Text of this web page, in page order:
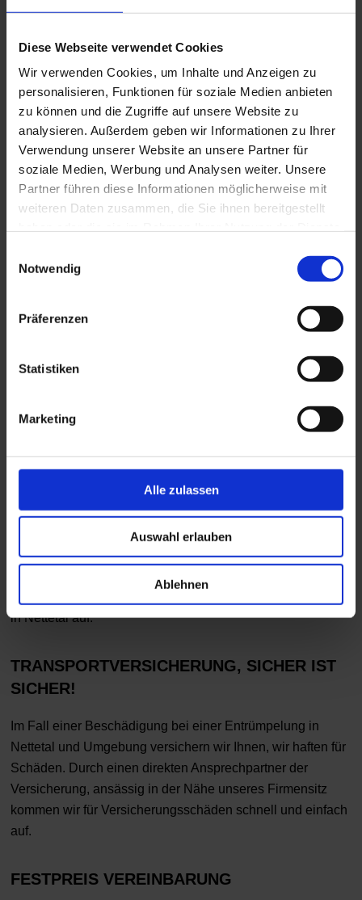
Diese Webseite verwendet Cookies
Wir verwenden Cookies, um Inhalte und Anzeigen zu
personalisieren, Funktionen für soziale Medien anbieten
zu können und die Zugriffe auf unsere Website zu
analysieren. Außerdem geben wir Informationen zu Ihrer
Verwendung unserer Website an unsere Partner für
soziale Medien, Werbung und Analysen weiter. Unsere
Partner führen diese Informationen möglicherweise mit
weiteren Daten zusammen, die Sie ihnen bereitgestellt
Notwendig
Präferenzen
Statistiken
Marketing
Alle zulassen
Auswahl erlauben
Ablehnen
Endreinigung
Tapeten und Bodenbeläge entfernen
Kompetente Nachlassbewertung
Kostenlose Besichtigung
Kostenlose Angebotserstellung
DAS HNE SERVICE TEAM VERSICHERT IHNEN:
Von der Containerstellung bis zur Beseitigung von Tapeten
Nettetal immer besenrein. Dabei verwerten wir Ihren
Nachlass mit sehr viel Fachwissen und Diskretion. Der
Wert wird von uns dem Endpreis angerechnet. Besonders
wichtig ist uns die umweltgerechte Entsorgung, dazu
arbeiten wir mit zertifizierten Entsorgungsgesellschaften.
in Nettetal auf.
TRANSPORTVERSICHERUNG, SICHER IST
SICHER!
Im Fall einer Beschädigung bei einer Entrümpelung in
Nettetal und Umgebung versichern wir Ihnen, wir haften für
Schäden. Durch einen direkten Ansprechpartner der
Versicherung, ansässig in der Nähe unseres Firmensitz
kommen wir für Versicherungsschäden schnell und einfach
auf.
FESTPREIS VEREINBARUNG